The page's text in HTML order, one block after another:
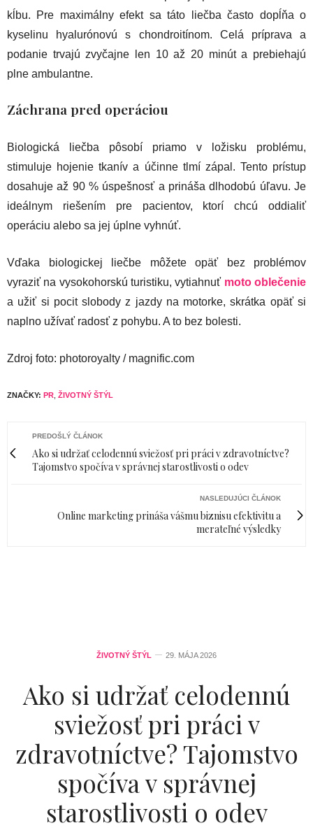
kĺbu. Pre maximálny efekt sa táto liečba často dopĺňa o
kyselinu hyalurónovú s chondroitínom. Celá príprava a
podanie trvajú zvyčajne len 10 až 20 minút a prebiehajú
plne ambulantne.
Záchrana pred operáciou
Biologická liečba pôsobí priamo v ložisku problému,
stimuluje hojenie tkanív a účinne tlmí zápal. Tento prístup
dosahuje až 90 % úspešnosť a prináša dlhodobú úľavu. Je
ideálnym riešením pre pacientov, ktorí chcú oddialiť
operáciu alebo sa jej úplne vyhnúť.
Vďaka biologickej liečbe môžete opäť bez problémov
vyraziť na vysokohorskú turistiku, vytiahnuť moto oblečenie
a užiť si pocit slobody z jazdy na motorke, skrátka opäť si
naplno užívať radosť z pohybu. A to bez bolesti.
Zdroj foto: photoroyalty / magnific.com
ZNAČKY: PR ŽIVOTNÝ ŠTÝL
PREDOŠLÝ ČLÁNOK
Ako si udržať celodennú sviežosť pri práci v zdravotníctve?
Tajomstvo spočíva v správnej starostlivosti o odev
NASLEDUJÚCI ČLÁNOK
Online marketing prináša vášmu biznisu efektivitu a
merateľné výsledky
ŽIVOTNÝ ŠTÝL 29. MÁJA 2026
Ako si udržať celodennú
sviežosť pri práci v
zdravotníctve? Tajomstvo
spočíva v správnej
starostlivosti o odev